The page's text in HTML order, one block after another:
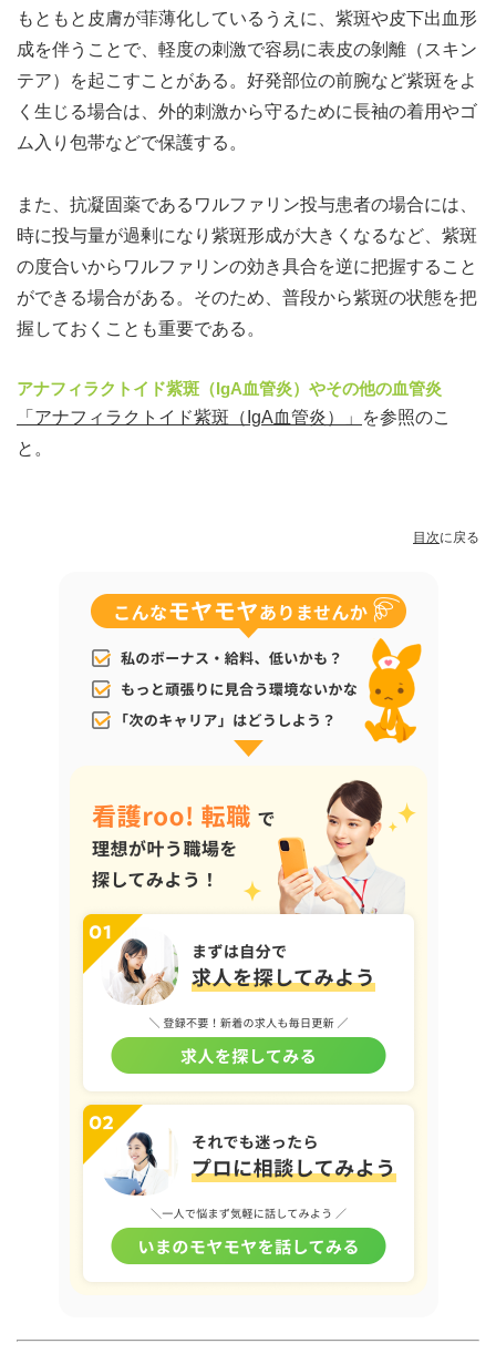
もともと皮膚が菲薄化しているうえに、紫斑や皮下出血形
成を伴うことで、軽度の刺激で容易に表皮の剝離（スキン
テア）を起こすことがある。好発部位の前腕など紫斑をよ
く生じる場合は、外的刺激から守るために長袖の着用やゴ
ム入り包帯などで保護する。
また、抗凝固薬であるワルファリン投与患者の場合には、
時に投与量が過剰になり紫斑形成が大きくなるなど、紫斑
の度合いからワルファリンの効き具合を逆に把握すること
ができる場合がある。そのため、普段から紫斑の状態を把
握しておくことも重要である。
アナフィラクトイド紫斑（IgA血管炎）やその他の血管炎
「アナフィラクトイド紫斑（IgA血管炎）」
を参照のこ
と。
目次に戻る